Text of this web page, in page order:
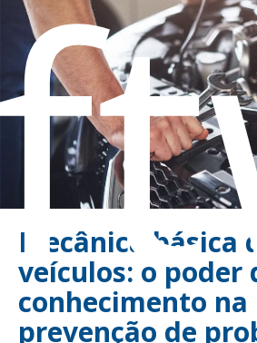
Mecânica básica
veículos: o poder
conhecimento na
prevenção de